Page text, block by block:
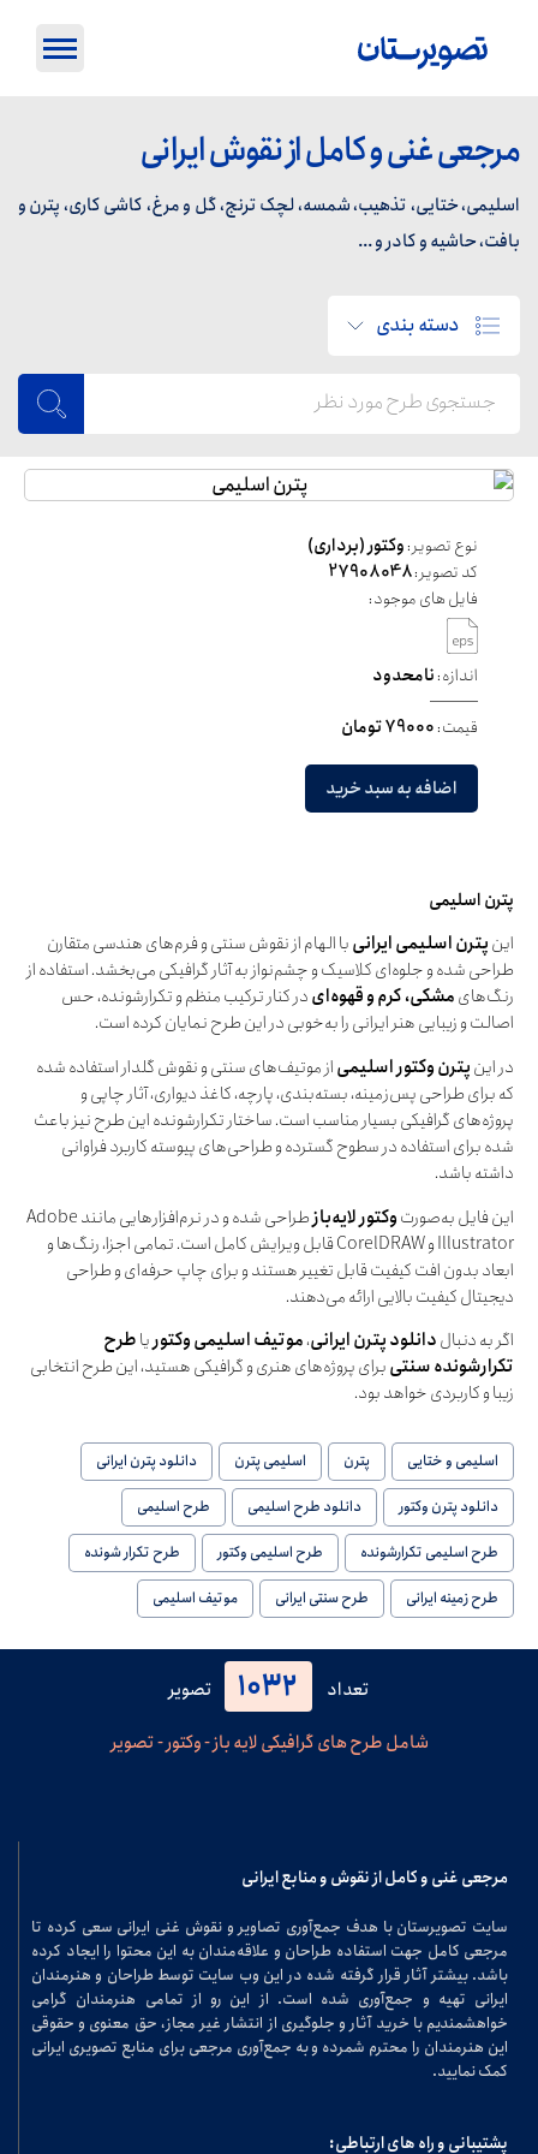
مرجعی غنی و کامل از نقوش ایرانی
اسلیمی، ختایی، تذهیب، شمسه، لچک ترنج، گل و مرغ، کاشی کاری، پترن و
بافت، حاشیه و کادر و ...
دسته بندی
نوع تصویر:وکتور (برداری)
کد تصویر:27908048
فایل های موجود:
اندازه:نامحدود
قیمت:79000 تومان
اضافه به سبد خرید
پترن اسلیمی
اینپترن اسلیمی ایرانیبا الهام از نقوش سنتی و فرم‌های هندسی متقارن
طراحی شده و جلوه‌ای کلاسیک و چشم‌نواز به آثار گرافیکی می‌بخشد. استفاده از
رنگ‌هایمشکی، کرم و قهوه‌ایدر کنار ترکیب منظم و تکرارشونده، حس
اصالت و زیبایی هنر ایرانی را به‌خوبی در این طرح نمایان کرده است.
در اینپترن وکتور اسلیمیاز موتیف‌های سنتی و نقوش گلدار استفاده شده
که برای طراحی پس‌زمینه، بسته‌بندی، پارچه، کاغذ دیواری، آثار چاپی و
پروژه‌های گرافیکی بسیار مناسب است. ساختار تکرارشونده این طرح نیز باعث
شده برای استفاده در سطوح گسترده و طراحی‌های پیوسته کاربرد فراوانی
داشته باشد.
این فایل به‌صورتوکتور لایه‌باز
طراحی شده و در نرم‌افزارهایی مانند Adobe
Illustrator و CorelDRAW قابل ویرایش کامل است. تمامی اجزا، رنگ‌ها و
ابعاد بدون افت کیفیت قابل تغییر هستند و برای چاپ حرفه‌ای و طراحی
دیجیتال کیفیت بالایی ارائه می‌دهند.
اگر به دنبالدانلود پترن ایرانی،موتیف اسلیمی وکتوریاطرح
تکرارشونده سنتیبرای پروژه‌های هنری و گرافیکی هستید، این طرح انتخابی
زیبا و کاربردی خواهد بود.
اسلیمی و ختایی پترن اسلیمی پترن
دانلود پترن ایرانی
دانلود پترن وکتور
دانلود طرح اسلیمی
طرح اسلیمی
طرح اسلیمی تکرارشونده
طرح اسلیمی وکتور
طرح تکرار شونده
طرح زمینه ایرانی
طرح سنتی ایرانی موتیف اسلیمی
تعداد 1032
تصویر
شامل طرح های گرافیکی لایه باز - وکتور - تصویر
مرجعی غنی و کامل از نقوش و منابع ایرانی
سایت تصویرستان با هدف جمع‌آوری تصاویر و نقوش غنی ایرانی سعی کرده تا
مرجعی کامل جهت استفاده طراحان و علاقه‌مندان به این محتوا را ایجاد کرده
باشد. بیشتر آثار قرار گرفته شده در این وب سایت توسط طراحان و هنرمندان
ایرانی تهیه و جمع‌آوری شده است. از این رو از تمامی هنرمندان گرامی
خواهشمندیم با خرید آثار و جلوگیری از انتشار غیر مجاز، حق معنوی و حقوقی
این هنرمندان را محترم شمرده و به جمع‌آوری مرجعی برای منابع تصویری ایرانی
کمک نمایید.
پشتیبانی و راه های ارتباطی: